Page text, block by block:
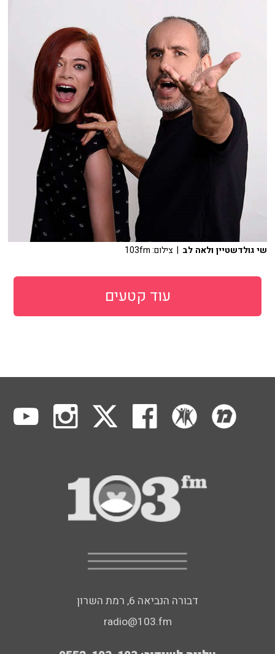
שי גולדשטיין ולאה לב | צילום: 103fm
עוד קטעים
דבורה הנביאה 6, רמת השרון
radio@103.fm